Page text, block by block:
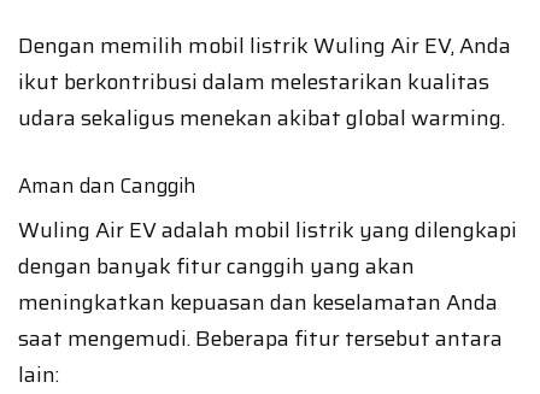
Dengan memilih mobil listrik Wuling Air EV, Anda
ikut berkontribusi dalam melestarikan kualitas
udara sekaligus menekan akibat global warming.
Aman dan Canggih
Wuling Air EV adalah mobil listrik yang dilengkapi
dengan banyak fitur canggih yang akan
meningkatkan kepuasan dan keselamatan Anda
saat mengemudi. Beberapa fitur tersebut antara
lain: